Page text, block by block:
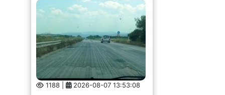
1188 | 2026-08-07 13:53:08